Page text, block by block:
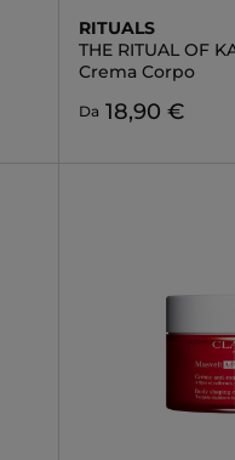
RITUALS
THE RITUAL OF
Crema Corpo
Da 18,90 €